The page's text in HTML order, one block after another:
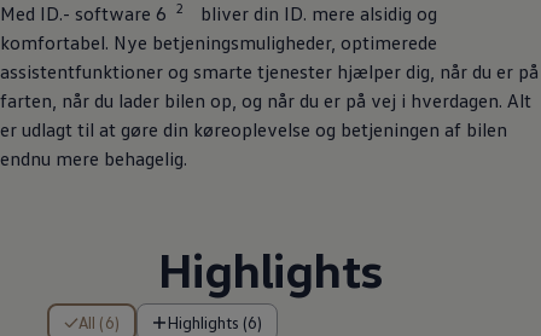
Med ID.- software 6 2
bliver din ID. mere alsidig og
komfortabel. Nye betjeningsmuligheder, optimerede
assistentfunktioner og smarte tjenester hjælper dig, når du er på
farten, når du lader bilen op, og når du er på vej i hverdagen. Alt
er udlagt til at gøre din køreoplevelse og betjeningen af bilen
endnu mere behagelig.
Highlights
All (6) Highlights (6)
6 af 6 items